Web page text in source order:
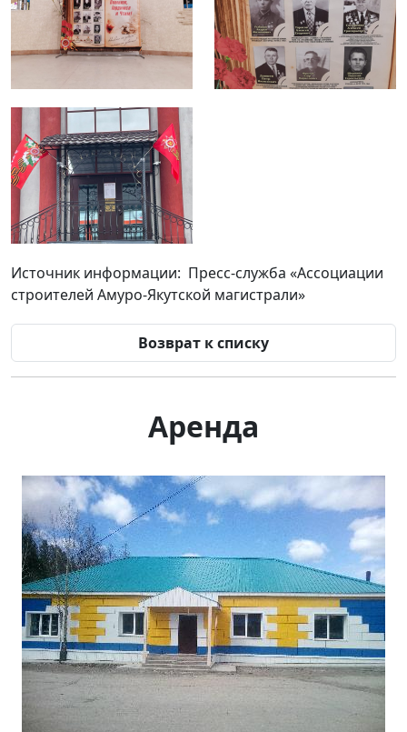
Источник информации: Пресс-служба «Ассоциации
строителей Амуро-Якутской магистрали»
Возврат к списку
Аренда